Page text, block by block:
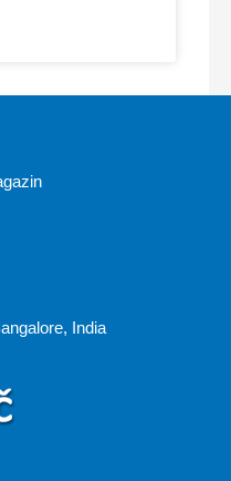
India